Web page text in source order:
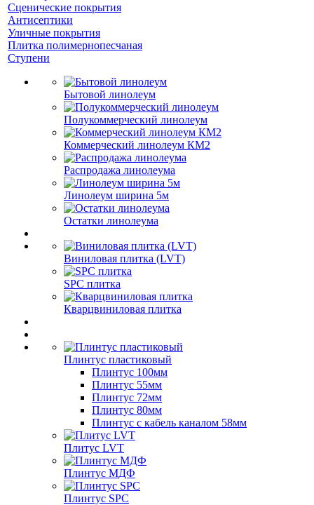
Сценические покрытия
Антисептики
Уличные покрытия
Плитка полимернопесчаная
Ступени
Бытовой линолеум
Полукоммерческий линолеум
Коммерческий линолеум КМ2
Распродажа линолеума
Линолеум ширина 5м
Остатки линолеума
Виниловая плитка (LVT)
SPC плитка
Кварцвиниловая плитка
Плинтус пластиковый
Плинтус 100мм
Плинтус 55мм
Плинтус 72мм
Плинтус 80мм
Плинтус с кабель каналом 58мм
Плитус LVT
Плинтус МДФ
Плинтус SPC